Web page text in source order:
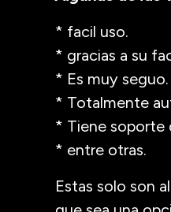
* facil uso.
* gracias a su
* Es muy seguo.
* Totalmente
* Tiene soporte
* entre otras.
Estas solo son